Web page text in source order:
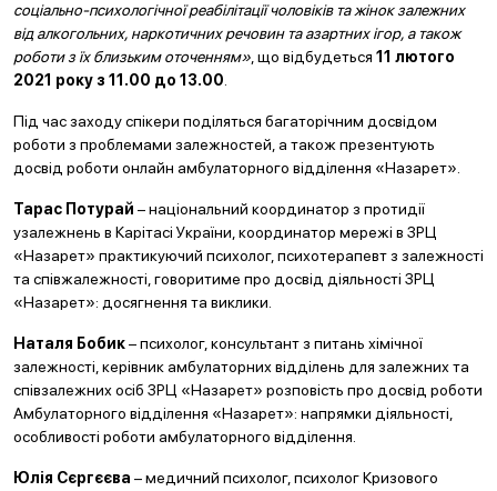
соціально-психологічної реабілітації чоловіків та жінок залежних
від алкогольних, наркотичних речовин та азартних ігор, а також
роботи з їх близьким оточенням» , що відбудеться 11 лютого
2021 року з 11.00 до 13.00
Під час заходу спікери поділяться багаторічним досвідом
роботи з проблемами залежностей, а також презентують
досвід роботи онлайн амбулаторного відділення «Назарет».
Тарас Потурай – національний координатор з протидії
узалежнень в Карітасі України, координатор мережі в ЗРЦ
«Назарет» практикуючий психолог, психотерапевт з залежності
та співжалежності, говоритиме про досвід діяльності ЗРЦ
«Назарет»: досягнення та виклики.
Наталя Бобик– психолог, консультант з питань хімічної
залежності, керівник амбулаторних відділень для залежних та
співзалежних осіб ЗРЦ «Назарет» розповість про досвід роботи
Амбулаторного відділення «Назарет»: напрямки діяльності,
особливості роботи амбулаторного відділення.
Юлія Сєргєєва – медичний психолог, психолог Кризового